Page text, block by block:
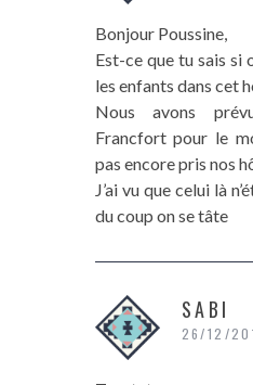
Bonjour Poussine,
Est-ce que tu sais si
les enfants dans cet
Nous avons
Francfort pour le
pas encore pris nos
J’ai vu que celui là
du coup on se tâte
SABI
26/12/